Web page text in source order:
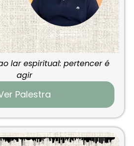
lar espiritual: pertencer é
agir
Palestra